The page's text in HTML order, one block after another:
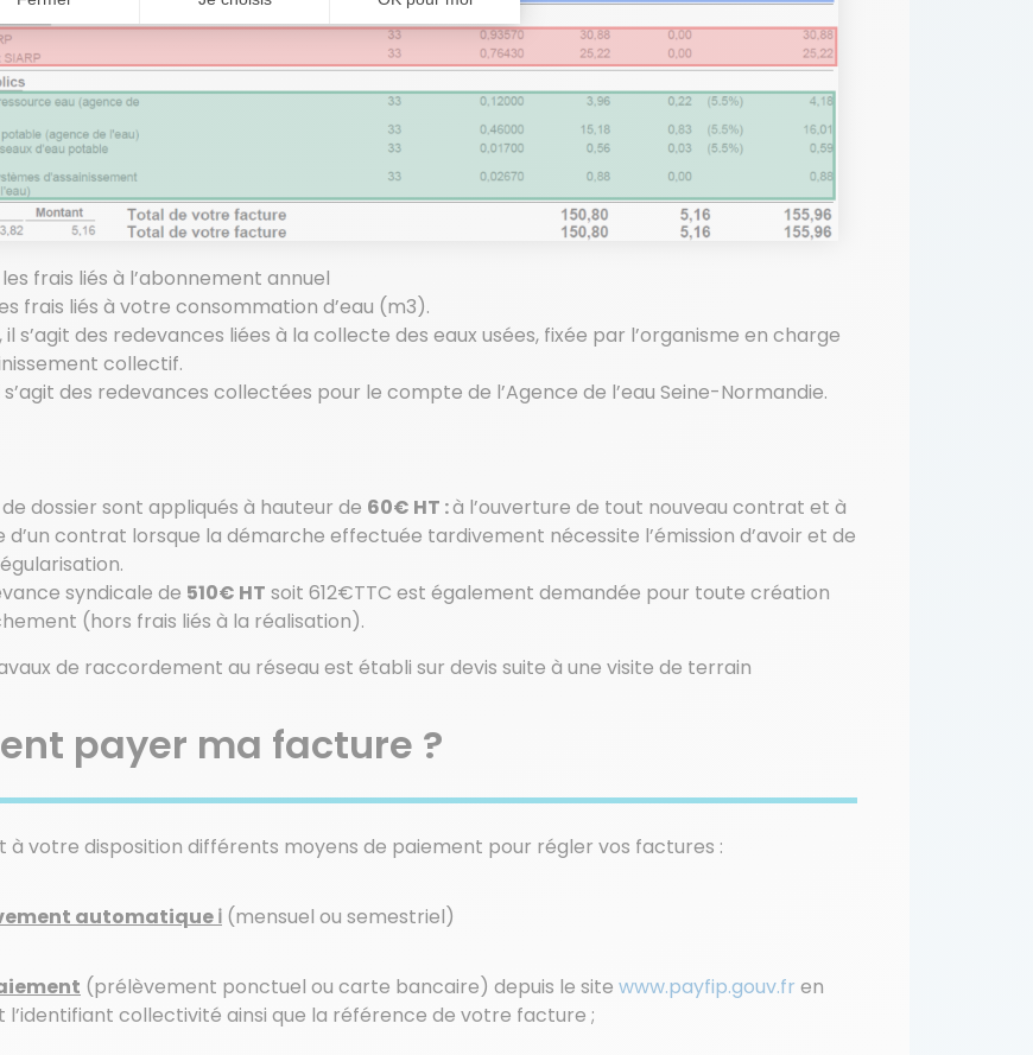
les frais liés à l’abonnement annuel
frais liés à votre consommation d’eau (m3).
, il s’agit des redevances liées à la collecte des eaux usées, fixée par l’organisme en charge
collectif.
s’agit des redevances collectées pour le compte de l’Agence de l’eau Seine-Normandie.
dossier sont appliqués à hauteur de 60€ HT :à l’ouverture de tout nouveau contrat et à
d’un contrat lorsque la démarche effectuée tardivement nécessite l’émission d’avoir et de
syndicale de 510€ HT soit 612€TTC est également demandée pour toute création
(hors frais liés à la réalisation).
de raccordement au réseau est établi sur devis suite à une visite de terrain
payer ma facture ?
à votre disposition différents moyens de paiement pour régler vos factures :
automatique ℹ (mensuel ou semestriel)
(prélèvement ponctuel ou carte bancaire) depuis le site www.payfip.gouv.fr en
l’identifiant collectivité ainsi que la référence de votre facture ;